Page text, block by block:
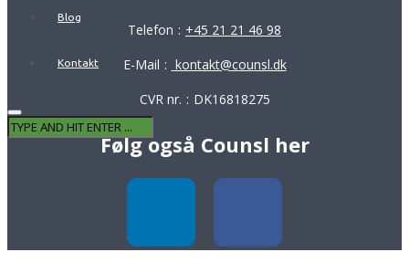
Blog
Kontakt
Telefon : +45 21 21 46 98
E-Mail : kontakt@counsl.dk
CVR nr. : DK16818275
Følg også Counsl her